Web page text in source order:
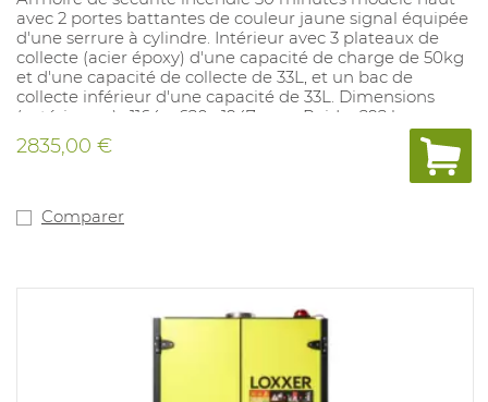
avec 2 portes battantes de couleur jaune signal équipée
d'une serrure à cylindre. Intérieur avec 3 plateaux de
collecte (acier époxy) d'une capacité de charge de 50kg
et d'une capacité de collecte de 33L, et un bac de
collecte inférieur d'une capacité de 33L. Dimensions
(extérieures) : 1164 x 620 x1947 mm. Poids : 292 kg.
Livraison sur place possible sur demande.
2835,00 €
Comparer